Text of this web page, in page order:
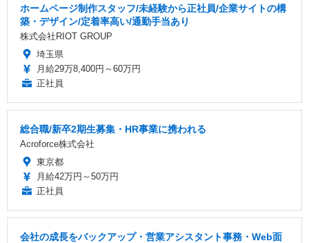
ホームページ制作スタッフ/未経験から正社員/企業サイトの構
築・デザイン/定着率高い/通勤手当あり
株式会社RIOT GROUP
埼玉県
月給29万8,400円～60万円
正社員
総合職/新卒2期生募集・HR事業に携われる
Acroforce株式会社
東京都
月給42万円～50万円
正社員
会社の成長をバックアップ・営業アシスタント事務・Web面